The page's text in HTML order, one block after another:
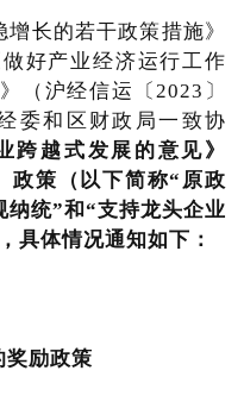
长的若干政策措施》
好产业经济运行工作
（沪经信运〔2023〕
委和区财政局一致协
跨越式发展的意见》
政策（以下简称“原政
纳统”和“支持龙头企业
具体情况通知如下：
奖励政策